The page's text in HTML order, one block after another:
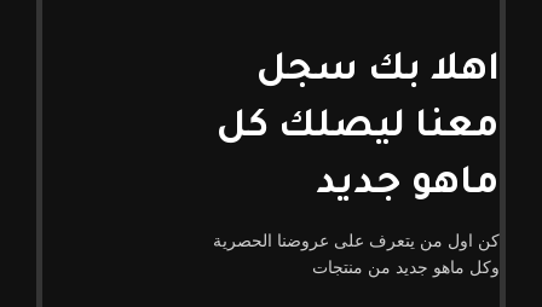
اهلا بك سجل
معنا ليصلك كل
ماهو جديد
كن اول من يتعرف على عروضنا الحصرية
وكل ماهو جديد من منتجات